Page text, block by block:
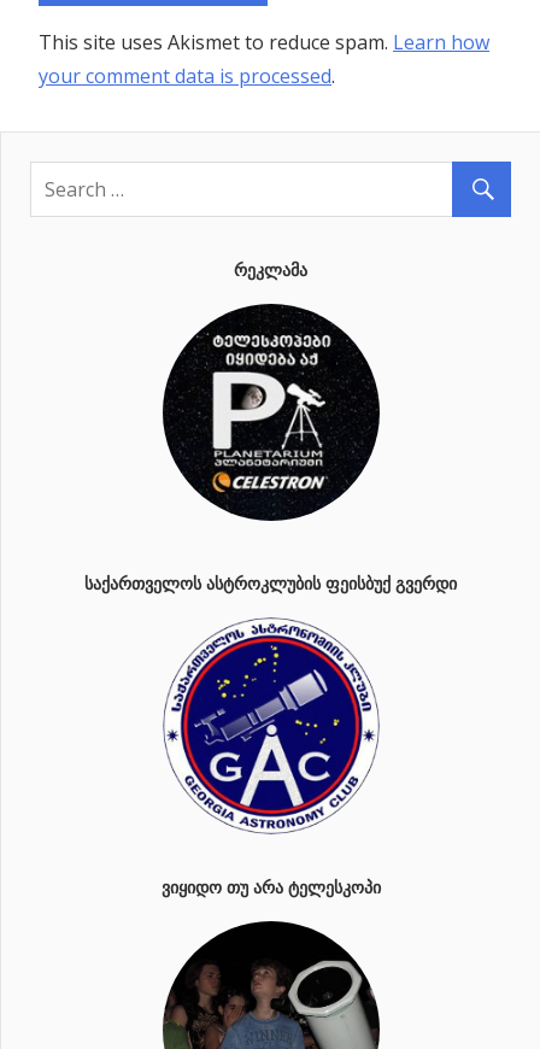
This site uses Akismet to reduce spam. Learn how
your comment data is processed.
ᲠᲔᲙᲚᲐᲛᲐ
ᲡᲐᲥᲐᲠᲗᲕᲔᲚᲝᲡ ᲐᲡᲢᲠᲝᲙᲚᲣᲑᲘᲡ ᲤᲔᲘᲡᲑᲣᲥ ᲒᲕᲔᲠᲓᲘ
ᲕᲘᲧᲘᲓᲝ ᲗᲣ ᲐᲠᲐ ᲢᲔᲚᲔᲡᲙᲝᲞᲘ